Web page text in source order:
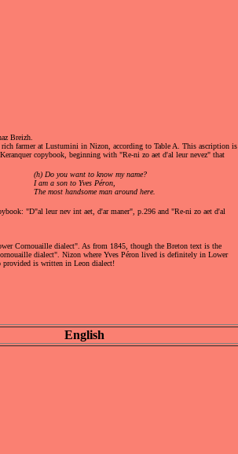
Breizh.
rich farmer at Lustumini in Nizon, according to Table A. This ascription is
copybook, beginning with "Re-ni zo aet d'al leur nevez" that
(h) Do you want to know my name?
I am a son to Yves Péron,
The most handsome man around here.
"D"al leur nev int aet, d'ar maner", p.296 and "Re-ni zo aet d'al
Cornouaille dialect". As from 1845, though the Breton text is the
dialect". Nizon where Yves Péron lived is definitely in Lower
provided is written in Leon dialect!
English